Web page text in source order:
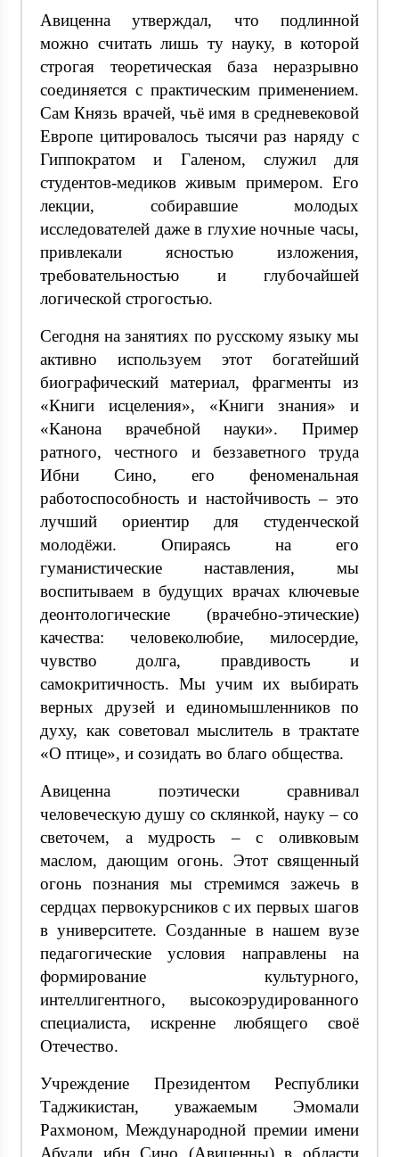
Авиценна утверждал, что подлинной
можно считать лишь ту науку, в которой
строгая теоретическая база неразрывно
соединяется с практическим применением.
Сам Князь врачей, чьё имя в средневековой
Европе цитировалось тысячи раз наряду с
Гиппократом и Галеном, служил для
студентов-медиков живым примером. Его
лекции, собиравшие молодых
исследователей даже в глухие ночные часы,
привлекали ясностью изложения,
требовательностью и глубочайшей
логической строгостью.
Сегодня на занятиях по русскому языку мы
активно используем этот богатейший
биографический материал, фрагменты из
«Книги исцеления», «Книги знания» и
«Канона врачебной науки». Пример
ратного, честного и беззаветного труда
Ибни Сино, его феноменальная
работоспособность и настойчивость – это
лучший ориентир для студенческой
молодёжи. Опираясь на его
гуманистические наставления, мы
воспитываем в будущих врачах ключевые
деонтологические (врачебно-этические)
качества: человеколюбие, милосердие,
чувство долга, правдивость и
самокритичность. Мы учим их выбирать
верных друзей и единомышленников по
духу, как советовал мыслитель в трактате
«О птице», и созидать во благо общества.
Авиценна поэтически сравнивал
человеческую душу со склянкой, науку – со
светочем, а мудрость – с оливковым
маслом, дающим огонь. Этот священный
огонь познания мы стремимся зажечь в
сердцах первокурсников с их первых шагов
в университете. Созданные в нашем вузе
педагогические условия направлены на
формирование культурного,
интеллигентного, высокоэрудированного
специалиста, искренне любящего своё
Отечество.
Учреждение Президентом Республики
Таджикистан, уважаемым Эмомали
Рахмоном, Международной премии имени
Абуали ибн Сино (Авиценны) в области